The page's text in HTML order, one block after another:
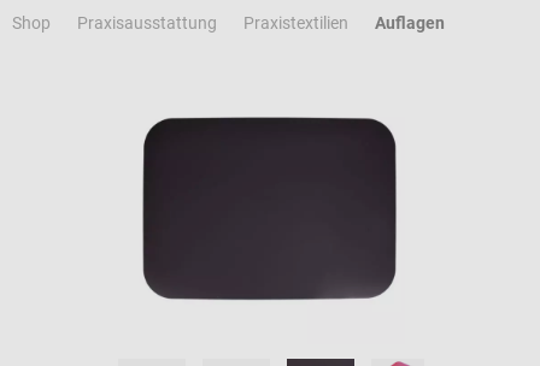
Shop Praxisausstattung Praxistextilien Auflagen